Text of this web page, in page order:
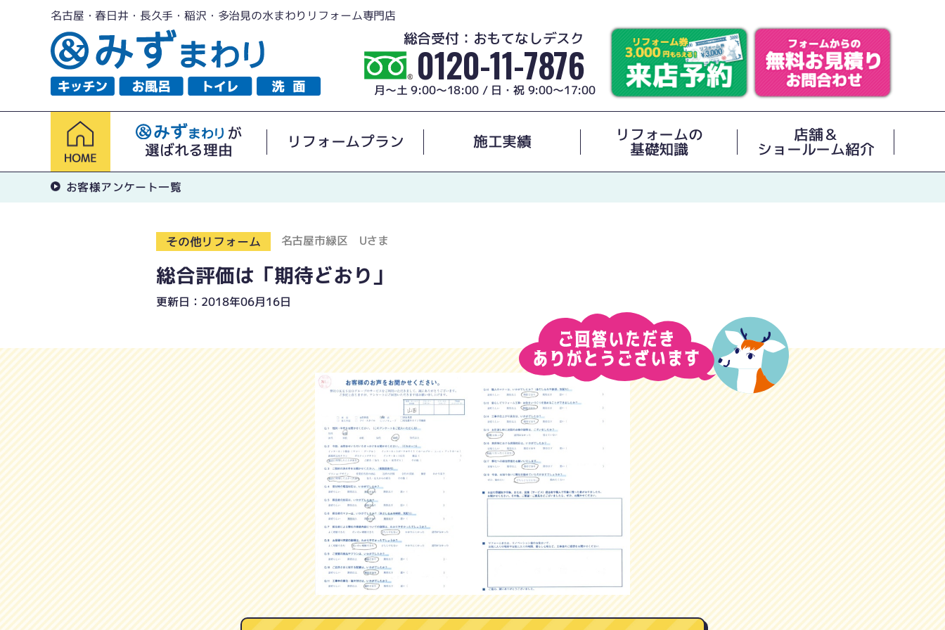
名古屋・春日井・長久手・稲沢・多治見の水まわりリフォーム専門店
総合受付：おもてなしデスク
0120-11-7876
月～土 9:00～18:00 / 日・祝 9:00～17:00
が
選ばれる理由
リフォームプラン 施工実績 リフォームの
基礎知識
店舗＆
ショールーム紹介
お客様アンケート一覧
その他リフォーム 名古屋市緑区 Uさま
総合評価は「期待どおり」
更新日：2018年06月16日